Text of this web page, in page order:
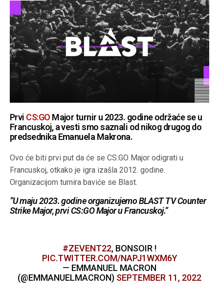
Prvi CS:GO Major turnir u 2023. godine održaće se u
Francuskoj, a vesti smo saznali od nikog drugog do
predsednika Emanuela Makrona.
Ovo će biti prvi put da će se CS:GO Major odigrati u
Francuskoj, otkako je igra izašla 2012. godine.
Organizacijom turnira baviće se Blast.
”U maju 2023. godine organizujemo BLAST TV Counter
Strike Major, prvi CS:GO Major u Francuskoj.”
#ZEVENT22, BONSOIR !
PIC.TWITTER.COM/NAPJ1WXM6Y
— EMMANUEL MACRON
(@EMMANUELMACRON) SEPTEMBER 11, 2022